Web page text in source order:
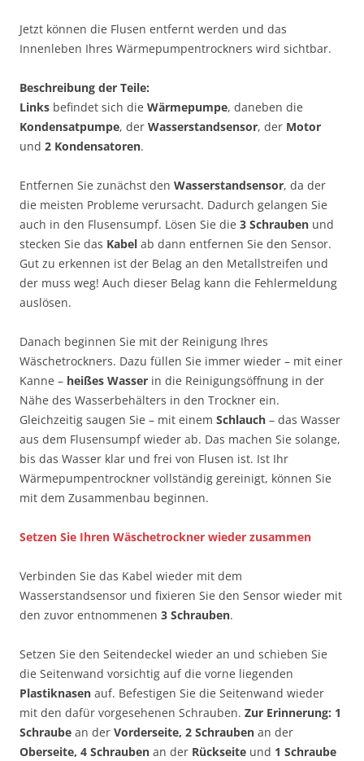
Jetzt können die Flusen entfernt werden und das
Innenleben Ihres Wärmepumpentrockners wird sichtbar.
Beschreibung der Teile:
Links befindet sich die Wärmepumpe, daneben die
Kondensatpumpe, der Wasserstandsensor, der Motor
und 2 Kondensatoren.
Entfernen Sie zunächst den Wasserstandsensor, da der
die meisten Probleme verursacht. Dadurch gelangen Sie
auch in den Flusensumpf. Lösen Sie die 3 Schrauben und
stecken Sie das Kabel ab dann entfernen Sie den Sensor.
Gut zu erkennen ist der Belag an den Metallstreifen und
der muss weg! Auch dieser Belag kann die Fehlermeldung
auslösen.
Danach beginnen Sie mit der Reinigung Ihres
Wäschetrockners. Dazu füllen Sie immer wieder – mit einer
Kanne – heißes Wasser in die Reinigungsöffnung in der
Nähe des Wasserbehälters in den Trockner ein.
Gleichzeitig saugen Sie – mit einem Schlauch – das Wasser
aus dem Flusensumpf wieder ab. Das machen Sie solange,
bis das Wasser klar und frei von Flusen ist. Ist Ihr
Wärmepumpentrockner vollständig gereinigt, können Sie
mit dem Zusammenbau beginnen.
Setzen Sie Ihren Wäschetrockner wieder zusammen
Verbinden Sie das Kabel wieder mit dem
Wasserstandsensor und fixieren Sie den Sensor wieder mit
den zuvor entnommenen 3 Schrauben.
Setzen Sie den Seitendeckel wieder an und schieben Sie
die Seitenwand vorsichtig auf die vorne liegenden
Plastiknasen auf. Befestigen Sie die Seitenwand wieder
mit den dafür vorgesehenen Schrauben. Zur Erinnerung: 1
Schraube an der Vorderseite, 2 Schrauben an der
Oberseite, 4 Schrauben an der Rückseite und 1 Schraube